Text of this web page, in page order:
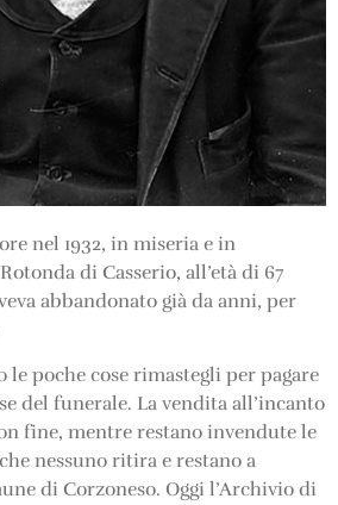
nel 1932, in miseria e in
di Casserio, all’età di 67
abbandonato già da anni, per
le poche cose rimastegli per pagare
del funerale. La vendita all’incanto
fine, mentre restano invendute le
nessuno ritira e restano a
di Corzoneso. Oggi l’Archivio di